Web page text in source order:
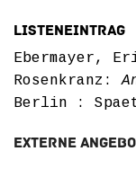
Listeneintrag
Ebermayer,
Rosenkranz:
Berlin :
Externe